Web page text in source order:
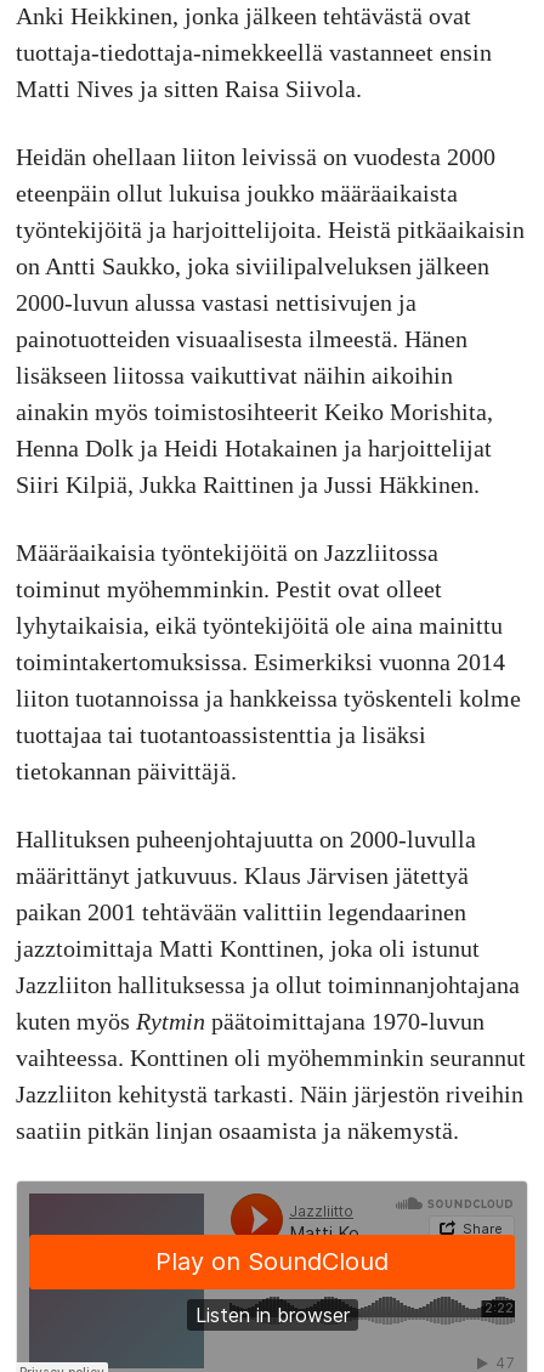
Anki Heikkinen, jonka jälkeen tehtävästä ovat
tuottaja-tiedottaja-nimekkeellä vastanneet ensin
Matti Nives ja sitten Raisa Siivola.
Heidän ohellaan liiton leivissä on vuodesta 2000
eteenpäin ollut lukuisa joukko määräaikaista
työntekijöitä ja harjoittelijoita. Heistä pitkäaikaisin
on Antti Saukko, joka siviilipalveluksen jälkeen
2000-luvun alussa vastasi nettisivujen ja
painotuotteiden visuaalisesta ilmeestä. Hänen
lisäkseen liitossa vaikuttivat näihin aikoihin
ainakin myös toimistosihteerit Keiko Morishita,
Henna Dolk ja Heidi Hotakainen ja harjoittelijat
Siiri Kilpiä, Jukka Raittinen ja Jussi Häkkinen.
Määräaikaisia työntekijöitä on Jazzliitossa
toiminut myöhemminkin. Pestit ovat olleet
lyhytaikaisia, eikä työntekijöitä ole aina mainittu
toimintakertomuksissa. Esimerkiksi vuonna 2014
liiton tuotannoissa ja hankkeissa työskenteli kolme
tuottajaa tai tuotantoassistenttia ja lisäksi
tietokannan päivittäjä.
Hallituksen puheenjohtajuutta on 2000-luvulla
määrittänyt jatkuvuus. Klaus Järvisen jätettyä
paikan 2001 tehtävään valittiin legendaarinen
jazztoimittaja Matti Konttinen, joka oli istunut
Jazzliiton hallituksessa ja ollut toiminnanjohtajana
kuten myös Rytmin päätoimittajana 1970-luvun
vaihteessa. Konttinen oli myöhemminkin seurannut
Jazzliiton kehitystä tarkasti. Näin järjestön riveihin
saatiin pitkän linjan osaamista ja näkemystä.